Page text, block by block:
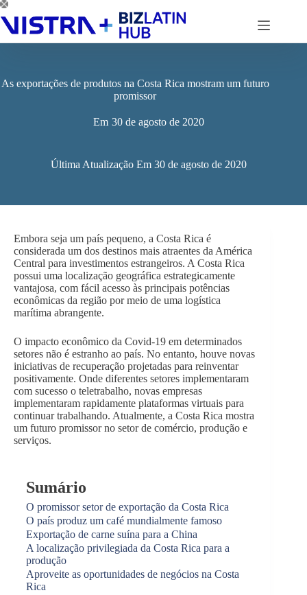
Pular
para
conteúdo
As exportações de produtos na Costa Rica mostram um futuro
promissor
Em 30 de agosto de 2020
Última Atualização Em 30 de agosto de 2020
Embora seja um país pequeno, a Costa Rica é
considerada um dos destinos mais atraentes da América
Central para investimentos estrangeiros. A Costa Rica
possui uma localização geográfica estrategicamente
vantajosa, com fácil acesso às principais potências
econômicas da região por meio de uma logística
marítima abrangente.
O impacto econômico da Covid-19 em determinados
setores não é estranho ao país. No entanto, houve novas
iniciativas de recuperação projetadas para reinventar
positivamente. Onde diferentes setores implementaram
com sucesso o teletrabalho, novas empresas
implementaram rapidamente plataformas virtuais para
continuar trabalhando. Atualmente, a Costa Rica mostra
um futuro promissor no setor de comércio, produção e
serviços.
Sumário
O promissor setor de exportação da Costa Rica
O país produz um café mundialmente famoso
Exportação de carne suína para a China
A localização privilegiada da Costa Rica para a
produção
Aproveite as oportunidades de negócios na Costa
Rica